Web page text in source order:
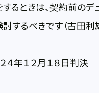
るときは、契約前のデ
するべきです（古田利
４年１２月１８日判決